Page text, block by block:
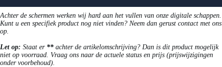
Achter de schermen werken wij hard aan het vullen van onze digitale schappen.
Kunt u een specifiek product nog niet vinden? Neem dan gerust contact met ons
op.
Let op: Staat er ** achter de artikelomschrijving? Dan is dit product mogelijk
niet op voorraad. Vraag ons naar de actuele status en prijs (prijswijzigingen
onder voorbehoud).